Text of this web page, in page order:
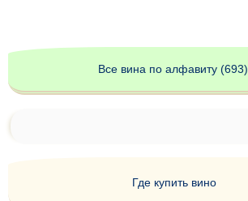
Все вина по алфавиту (693)
Где купить вино